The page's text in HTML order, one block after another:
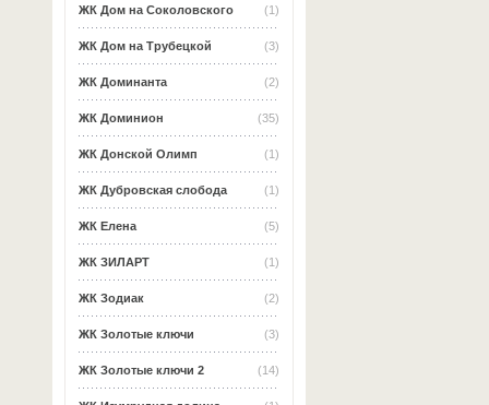
(1)
ЖК Дом на Соколовского
(3)
ЖК Дом на Трубецкой
(2)
ЖК Доминанта
(35)
ЖК Доминион
(1)
ЖК Донской Олимп
(1)
ЖК Дубровская слобода
(5)
ЖК Елена
(1)
ЖК ЗИЛАРТ
(2)
ЖК Зодиак
(3)
ЖК Золотые ключи
(14)
ЖК Золотые ключи 2